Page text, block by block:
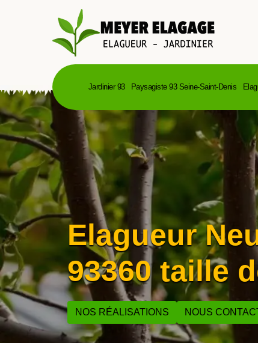
Jardinier 93 Paysagiste 93 Seine-Saint-Denis
Elagueur
93360 taille
NOS RÉALISATIONS NOUS